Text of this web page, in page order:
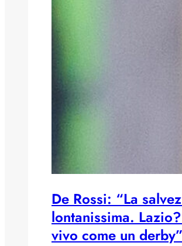
De Rossi: “La
lontanissima.
vivo come un derby”